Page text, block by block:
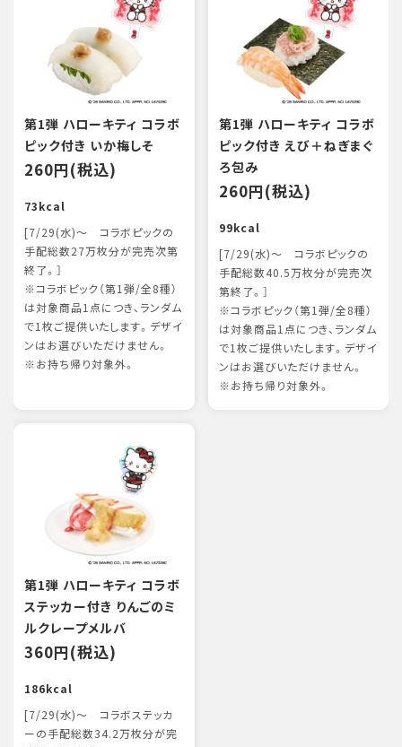
第1弾 ハローキティ コラボ
ピック付き いか梅しそ
260円(税込)
73kcal
[7/29(水)～ コラボピックの
手配総数27万枚分が完売次第
終了。］
※コラボピック（第1弾/全8種）
は対象商品1点につき、ランダム
で1枚ご提供いたします。デザイ
ンはお選びいただけません。
※お持ち帰り対象外。
第1弾 ハローキティ コラボ
ピック付き えび＋ねぎまぐ
ろ包み
260円(税込)
99kcal
[7/29(水)～ コラボピックの
手配総数40.5万枚分が完売次
第終了。］
※コラボピック（第1弾/全8種）
は対象商品1点につき、ランダム
で1枚ご提供いたします。デザイ
ンはお選びいただけません。
※お持ち帰り対象外。
第1弾 ハローキティ コラボ
ステッカー付き りんごのミ
ルクレープメルバ
360円(税込)
186kcal
[7/29(水)～ コラボステッカ
ーの手配総数34.2万枚分が完